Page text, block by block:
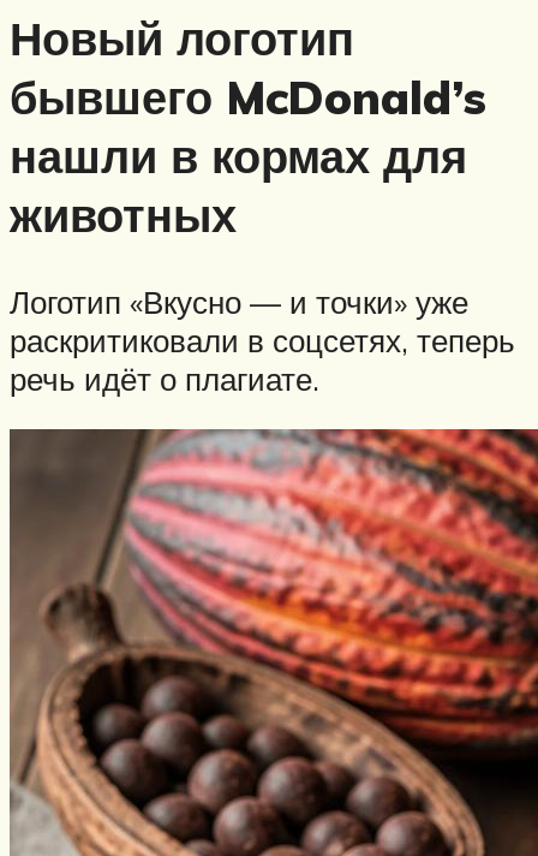
Новый логотип
бывшего McDonald’s
нашли в кормах для
животных
Логотип «Вкусно — и точки» уже
раскритиковали в соцсетях, теперь
речь идёт о плагиате.